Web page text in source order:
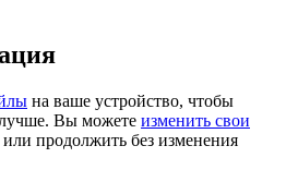
на ваше устройство, чтобы
лучше. Вы можете изменить свои
или продолжить без изменения